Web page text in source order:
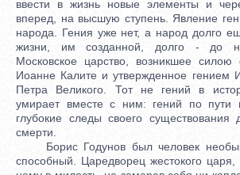
ввести в жизнь новые элементы и
вперед, на высшую ступень. Явление
народа. Гения уже нет, а народ долго
жизни, им созданной, долго - до
Московское царство, возникшее силою
Иоанне Калите и утвержденное гением
Петра Великого. Тот не гений в
умирает вместе с ним: гений по пути
глубокие следы своего существования
смерти.
Борис Годунов был человек
способный. Царедворец жестокого